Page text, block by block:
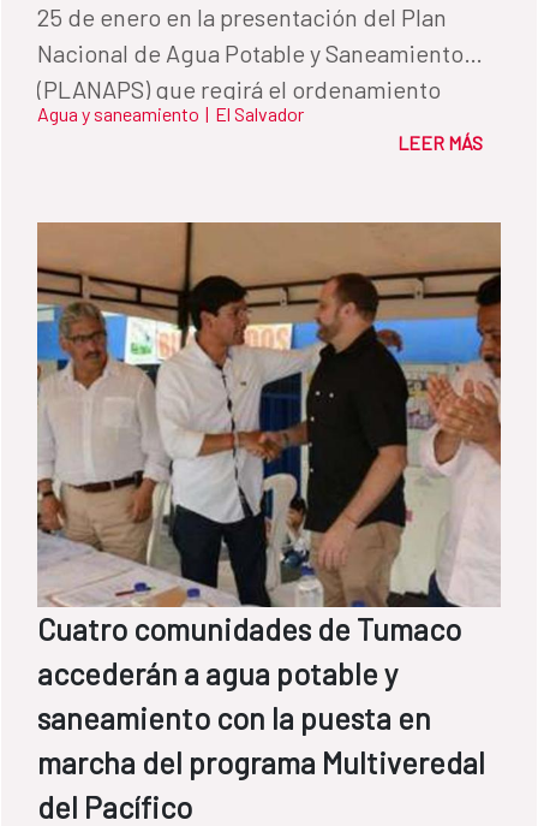
25 de enero en la presentación del Plan
Nacional de Agua Potable y Saneamiento
(PLANAPS) que regirá el ordenamiento
institucional del sector en el país. Esta
Agua y Saneamiento de España por valor de
1,5 millones de euros.
Agua y saneamiento | El Salvador
LEER MÁS
Cuatro comunidades de Tumaco
accederán a agua potable y
saneamiento con la puesta en
marcha del programa Multiveredal
del Pacífico